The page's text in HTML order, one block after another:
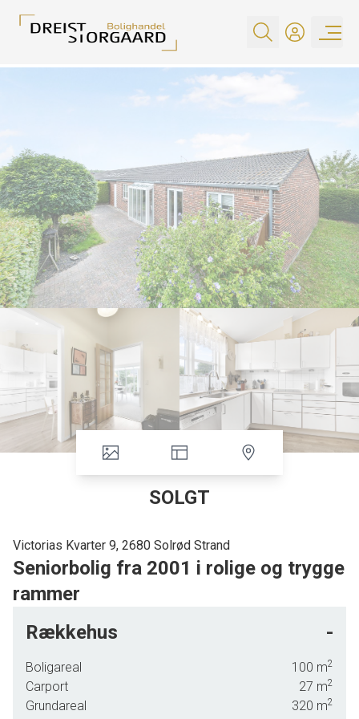
SOLGT
Victorias Kvarter 9, 2680 Solrød Strand
Seniorbolig fra 2001 i rolige og trygge
rammer
seniorbolig på 100 veldisponerede kvadratmeter - I bliver en del af en god
grundejerforening med gode fællesfaciliteter. Alderskravet for at bo i denne
seniorbolig er plus 50 år.
Ejendommen ligger fredeligt og ugeneret på et lille, lukket boligvænge, og
Rækkehus -
Boligareal 100 m2
Carport 27 m2
Grundareal 320 m2